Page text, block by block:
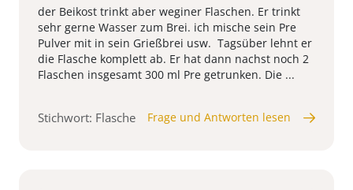
der Beikost trinkt aber weginer Flaschen. Er trinkt
sehr gerne Wasser zum Brei. ich mische sein Pre
Pulver mit in sein Grießbrei usw. Tagsüber lehnt er
die Flasche komplett ab. Er hat dann nachst noch 2
Flaschen insgesamt 300 ml Pre getrunken. Die ...
Stichwort: Flasche Frage und Antworten lesen